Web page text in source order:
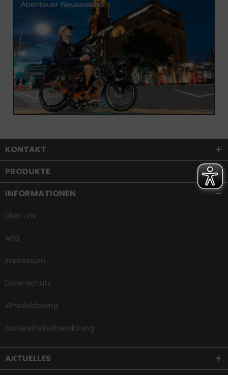
KONTAKT
PRODUKTE
INFORMATIONEN
Über uns
AGB
Impressum
Datenschutz
Whistleblowing
Barrierefreiheitserklärung
AKTUELLES